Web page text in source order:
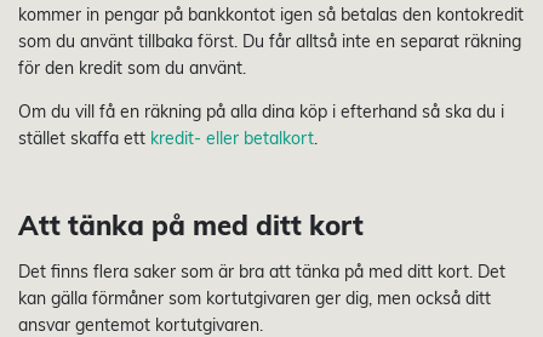
kommer in pengar på bankkontot igen så betalas den kontokredit
som du använt tillbaka först. Du får alltså inte en separat räkning
för den kredit som du använt.
Om du vill få en räkning på alla dina köp i efterhand så ska du i
stället skaffa ett kredit- eller betalkort
Att tänka på med ditt kort
Det finns flera saker som är bra att tänka på med ditt kort. Det
kan gälla förmåner som kortutgivaren ger dig, men också ditt
ansvar gentemot kortutgivaren.